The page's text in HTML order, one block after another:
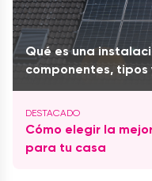
Qué es una
componentes, tipos
Cómo elegir la
para tu casa